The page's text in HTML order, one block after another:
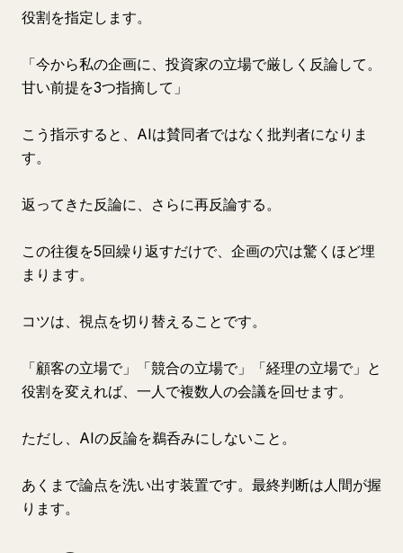
役割を指定します。
「今から私の企画に、投資家の立場で厳しく反論して。
甘い前提を3つ指摘して」
こう指示すると、AIは賛同者ではなく批判者になりま
す。
返ってきた反論に、さらに再反論する。
この往復を5回繰り返すだけで、企画の穴は驚くほど埋
まります。
コツは、視点を切り替えることです。
「顧客の立場で」「競合の立場で」「経理の立場で」と
役割を変えれば、一人で複数人の会議を回せます。
ただし、AIの反論を鵜呑みにしないこと。
あくまで論点を洗い出す装置です。最終判断は人間が握
ります。